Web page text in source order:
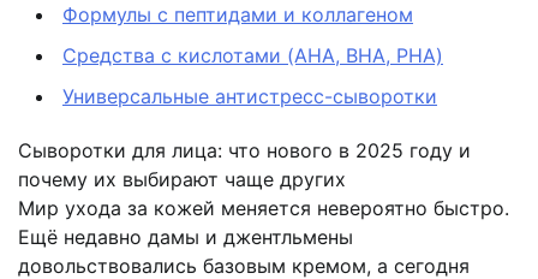
Формулы с пептидами и коллагеном
Средства с кислотами (AHA, BHA, PHA)
Универсальные антистресс-сыворотки
Сыворотки для лица: что нового в 2025 году и
почему их выбирают чаще других
Мир ухода за кожей меняется невероятно быстро.
Ещё недавно дамы и джентльмены
довольствовались базовым кремом, а сегодня